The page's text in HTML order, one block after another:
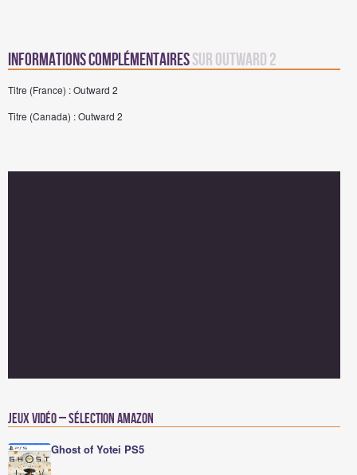
Informations complémentairessur Outward 2
Titre (France) : Outward 2
Titre (Canada) : Outward 2
Jeux vidéo – Sélection Amazon
Ghost of Yotei PS5